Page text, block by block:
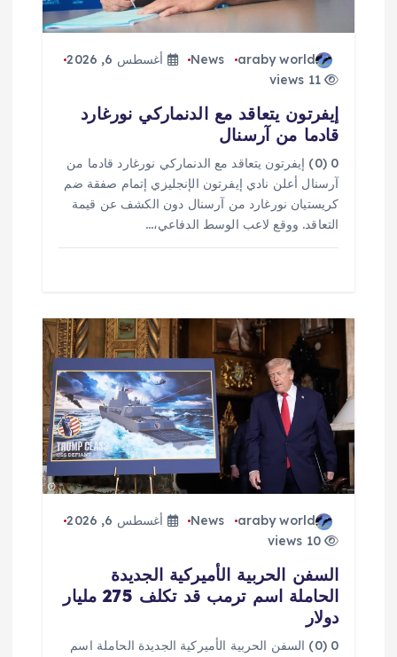
ت
araby world
News
أغسطس 6, 2026
11 views
إيفرتون يتعاقد مع الدنماركي نورغارد
قادما من آرسنال
0 (0) إيفرتون يتعاقد مع الدنماركي نورغارد قادما من
آرسنال أعلن نادي إيفرتون الإنجليزي إتمام صفقة ضم
كريستيان نورغارد من آرسنال دون الكشف عن قيمة
التعاقد. ووقع لاعب الوسط الدفاعي،…
araby world
News
أغسطس 6, 2026
10 views
السفن الحربية الأميركية الجديدة
الحاملة اسم ترمب قد تكلف 275 مليار
دولار
0 (0) السفن الحربية الأميركية الجديدة الحاملة اسم